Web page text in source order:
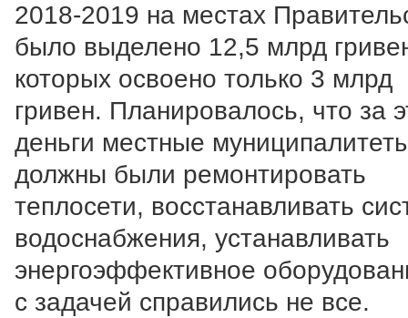
2018-2019 на местах
было выделено 12,5 млрд
которых освоено только 3 млрд
гривен. Планировалось, что за
деньги местные
должны были ремонтировать
теплосети, восстанавливать
водоснабжения, устанавливать
энергоэффективное
с задачей справились не все.